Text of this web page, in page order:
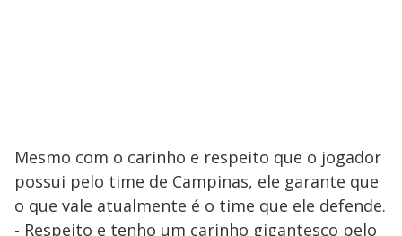
Mesmo com o carinho e respeito que o jogador
possui pelo time de Campinas, ele garante que
o que vale atualmente é o time que ele defende.
- Respeito e tenho um carinho gigantesco pelo